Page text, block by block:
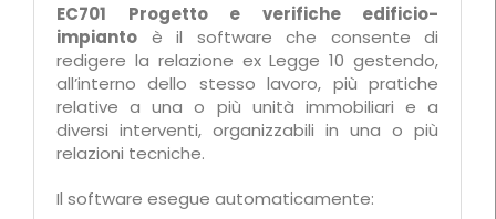
EC701 Progetto e verifiche edificio-
impianto è il software che consente di
redigere la relazione ex Legge 10 gestendo,
all’interno dello stesso lavoro, più pratiche
relative a una o più unità immobiliari e a
diversi interventi, organizzabili in una o più
relazioni tecniche.
Il software esegue automaticamente: